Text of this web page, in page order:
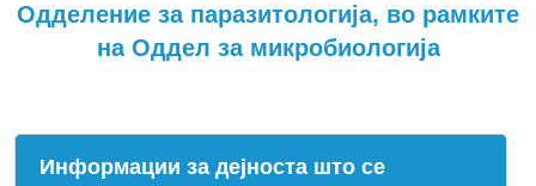
Одделение за паразитологија, во рамките
на Оддел за микробиологија
Информации за дејноста што се